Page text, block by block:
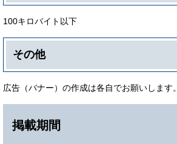
100キロバイト以下
その他
広告（バナー）の作成は各自でお願いします。
掲載期間